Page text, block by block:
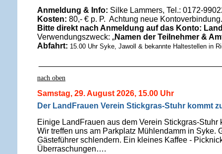
Anmeldung & Info: Silke Lammers, Tel.: 0172-
Kosten: 80,- € p. P. Achtung neue Kontoverbindung.
Bitte direkt nach Anmeldung auf das Konto:
Verwendungszweck: „Namen der Teilnehmer &
Abfahrt: 15.00 Uhr Syke, Jawoll & bekannte Haltestellen in
nach oben
Samstag, 29. August 2026, 15.00 Uhr
Der LandFrauen Verein Stickgras-Stuhr kommt
Einige LandFrauen aus dem Verein Stickgras-Stuhr
Wir treffen uns am Parkplatz Mühlendamm in
Gästeführer schlendern. Ein kleines Kaffee -
Überraschungen….